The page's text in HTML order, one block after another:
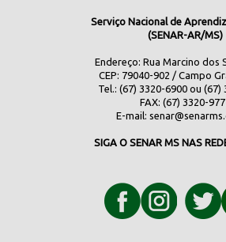
Serviço Nacional de
(SENAR-AR/MS)
Endereço: Rua Marcino dos
CEP: 79040-902 / Campo
Tel.: (67) 3320-6900 ou (67)
FAX: (67) 3320-
E-mail:
SIGA O SENAR MS NAS